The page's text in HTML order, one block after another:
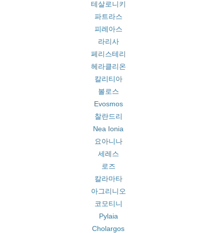
테살로니키
파트라스
피레아스
라리사
페리스테리
헤라클리온
칼리티아
볼로스
Evosmos
찰란드리
Nea Ionia
요아니나
세레스
로즈
칼라마타
아그리니오
코모티니
Pylaia
Cholargos